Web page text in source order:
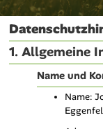
1. Allgemeine
Name und
Name: